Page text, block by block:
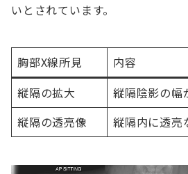
いとされています。
胸部X線所見
内容
縦隔の拡大
縦隔陰影の幅
縦隔の透亮像
縦隔内に透亮